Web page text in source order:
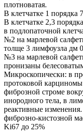
плотноватая.
В клетчатке 1 порядка
В клетчатке 2,3
в подлопаточной
№2 на марлевой
толще 3 лимфоузла дм
№3 на марлевой
пронизаны
Микроскопически: в
протоковой
фиброзной строме
инородного тела, в
реактивные
фиброзно-кистозной
Ki67 до 25%